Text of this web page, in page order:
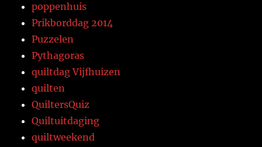
poppenhuis
Prikborddag 2014
Puzzelen
Pythagoras
quiltdag Vijfhuizen
quilten
QuiltersQuiz
Quiltuitdaging
quiltweekend